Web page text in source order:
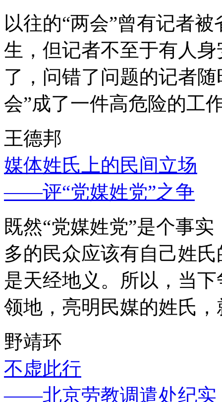
以往的“两会”曾有记者
生，但记者不至于有人
了，问错了问题的记者
会”成了一件高危险的工
王德邦
媒体姓氏上的民间立场
——评“党媒姓党”之争
既然“党媒姓党”是个事
多的民众应该有自己姓
是天经地义。所以，当
领地，亮明民媒的姓氏
野靖环
不虚此行
——北京劳教调遣处纪实